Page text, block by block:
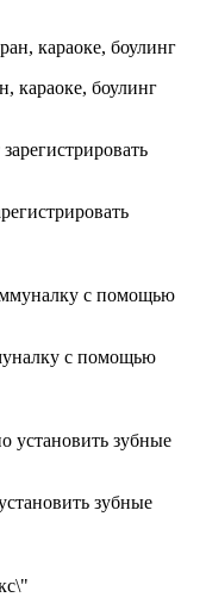
караоке, боулинг
с помощью
зубные